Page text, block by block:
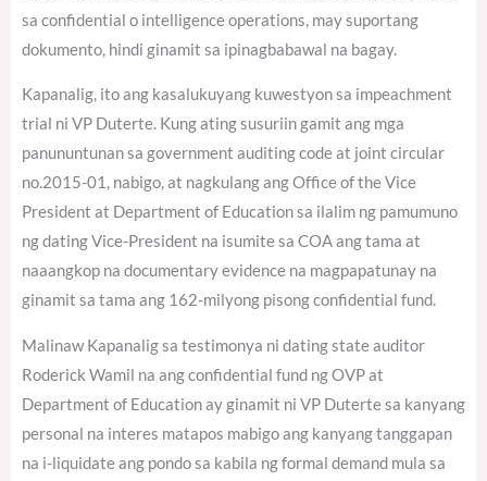
sa confidential o intelligence operations, may suportang
dokumento, hindi ginamit sa ipinagbabawal na bagay.
Kapanalig, ito ang kasalukuyang kuwestyon sa impeachment
trial ni VP Duterte. Kung ating susuriin gamit ang mga
panununtunan sa government auditing code at joint circular
no.2015-01, nabigo, at nagkulang ang Office of the Vice
President at Department of Education sa ilalim ng pamumuno
ng dating Vice-President na isumite sa COA ang tama at
naaangkop na documentary evidence na magpapatunay na
ginamit sa tama ang 162-milyong pisong confidential fund.
Malinaw Kapanalig sa testimonya ni dating state auditor
Roderick Wamil na ang confidential fund ng OVP at
Department of Education ay ginamit ni VP Duterte sa kanyang
personal na interes matapos mabigo ang kanyang tanggapan
na i-liquidate ang pondo sa kabila ng formal demand mula sa